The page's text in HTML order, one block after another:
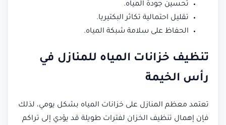
تحسين جودة المياه.
تقليل احتمالية تكاثر البكتيريا.
الحفاظ على سلامة شبكة المياه.
تنظيف خزانات المياه للمنازل في
رأس الخيمة
تعتمد معظم المنازل على خزانات المياه بشكل يومي، لذلك
فإن إهمال تنظيف الخزان لفترات طويلة قد يؤدي إلى تراكم